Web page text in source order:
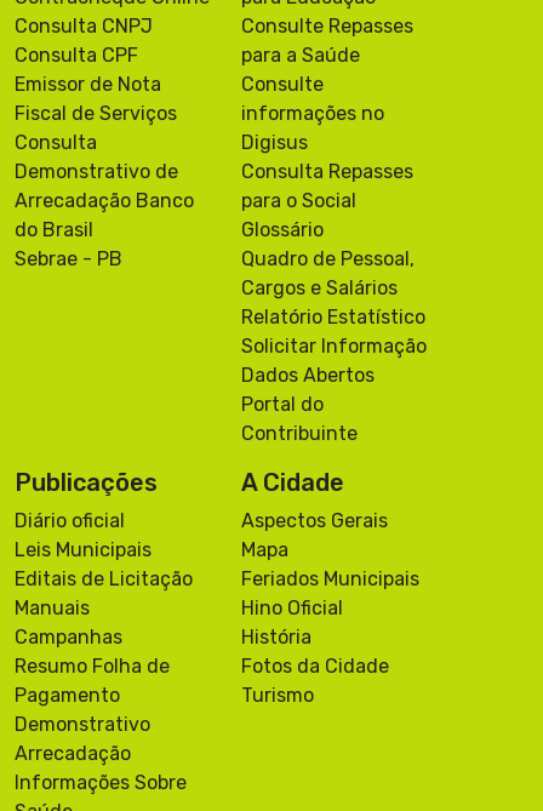
Consulta CNPJ
Consulta CPF
Emissor de Nota
Fiscal de Serviços
Consulta
Demonstrativo de
Arrecadação Banco
do Brasil
Sebrae - PB
Consulte Repasses
para a Saúde
Consulte
informações no
Digisus
Consulta Repasses
para o Social
Glossário
Quadro de Pessoal,
Cargos e Salários
Relatório Estatístico
Solicitar Informação
Dados Abertos
Portal do
Contribuinte
Publicações
Diário oficial
Leis Municipais
Editais de Licitação
Manuais
Campanhas
Resumo Folha de
Pagamento
Demonstrativo
Arrecadação
Informações Sobre
A Cidade
Aspectos Gerais
Mapa
Feriados Municipais
Hino Oficial
História
Fotos da Cidade
Turismo